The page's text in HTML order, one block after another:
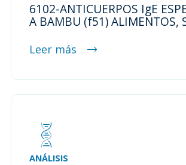
6102-ANTICUERPOS IgE
A BAMBU (f51) ALIMENTOS,
Leer más
ANÁLISIS